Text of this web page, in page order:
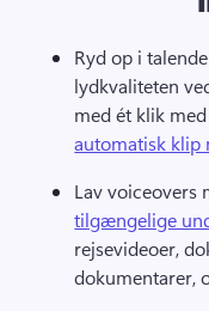
Ryd op i
lydkvaliteten
med ét klik med
automatisk klip
Lav voiceovers
tilgængelige
rejsevideoer,
dokumentarer,